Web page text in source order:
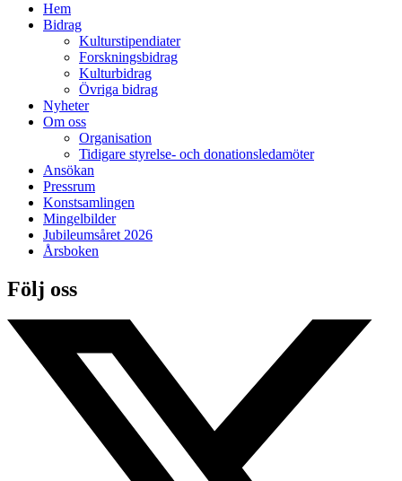
Hem
Bidrag
Kulturstipendiater
Forskningsbidrag
Kulturbidrag
Övriga bidrag
Nyheter
Om oss
Organisation
Tidigare styrelse- och donationsledamöter
Ansökan
Pressrum
Konstsamlingen
Mingelbilder
Jubileumsåret 2026
Årsboken
Följ oss